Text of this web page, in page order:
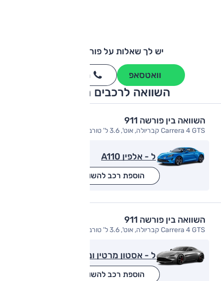
יש לך שאלות על פורשה 911?
וואטסאפ חייגו
השוואה לרכבים מתחרים
השוואה בין פורשה 911
Carrera 4 GTS קבריולה, אוט', 3.6 ל' טורבו, 4x4
ל - אלפין A110
הוספת רכב להשוואה
השוואה בין פורשה 911
Carrera 4 GTS קבריולה, אוט', 3.6 ל' טורבו, 4x4
ל - אסטון מרטין ונטאג'
הוספת רכב להשוואה